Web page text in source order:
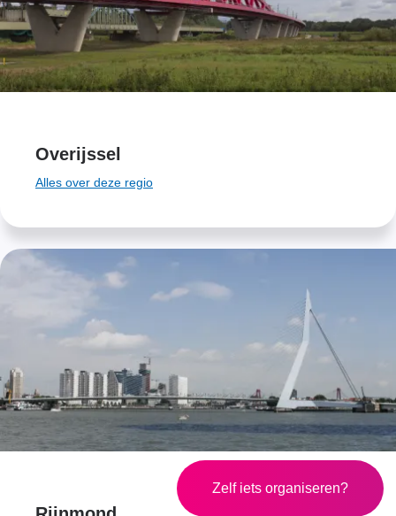
Overijssel
Alles over deze regio
Zelf iets organiseren?